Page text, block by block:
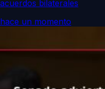
acuerdos bilaterales
hace un momento